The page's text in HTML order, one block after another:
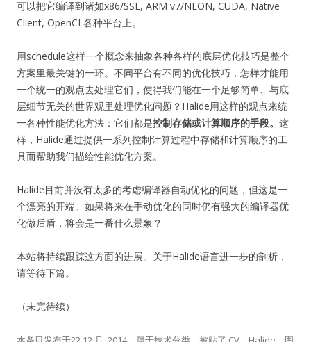
可以把它编译到诸如x86/SSE, ARM v7/NEON, CUDA, Native
Client, OpenCL各种平台上。
用schedule这样一个概念来抽象各种各样的底层优化技巧是整个
方案里最关键的一环。不同平台有不同的优化技巧，怎样才能用
一个统一的观点去处理它们，使得我们能在一个足够简单、与底
层细节无关的世界观里处理优化问题？Halide用这样的观点来统
一各种性能优化方法：它们都是控制存储或计算顺序的手段。 这
样，Halide通过提供一系列控制计算过程中存储和计算顺序的工
具而帮助我们描绘性能优化方案。
Halide目前并没有太多的考虑编译器自动优化的问题，但这是一
个漂亮的开端。如果将来在手动优化的同时仍有强大的编译器优
化做后盾，将会是一番什么景象？
本站将持续跟踪这方面的进展。关于Halide语言进一步的剖析，
请等待下篇。
（未完待续）